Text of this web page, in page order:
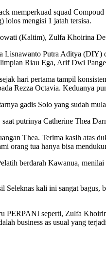
memperkuad squad
lolos mengisi 1 jatah tersisa.
(Kaltim), Zulfa Khoirina
Putra Aditya
Riau Ega, Arif Dwi
hari pertama tampil
Rezza Octavia. Keduanya
gadis Solo yang sudah
putrinya Catherine Thea
Thea. Terima kasih
orang tua hanya bisa
berdarah Kawanua,
Seleknas kali ini sangat
PERPANI seperti, Zulfa
business as usual yang